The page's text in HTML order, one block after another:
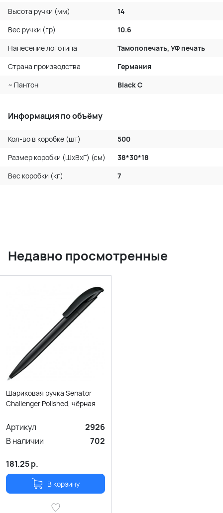
Высота ручки (мм)
14
Вес ручки (гр)
10.6
Нанесение логотипа
Тамопопечать, УФ печать
Страна производства
Германия
~ Пантон
Black C
Информация по объёму
Кол-во в коробке (шт)
500
Размер коробки (ШхВхГ) (см)
38*30*18
Вес коробки (кг)
7
Недавно просмотренные
Шариковая ручка Senator
Challenger Polished, чёрная
Артикул
2926
В наличии
702
181.25р.
В корзину